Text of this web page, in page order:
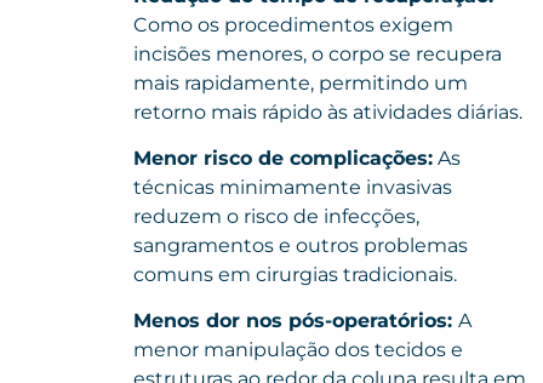
Como os procedimentos exigem
incisões menores, o corpo se recupera
mais rapidamente, permitindo um
retorno mais rápido às atividades diárias.
Menor risco de complicações: As
técnicas minimamente invasivas
reduzem o risco de infecções,
sangramentos e outros problemas
comuns em cirurgias tradicionais.
Menos dor nos pós-operatórios: A
menor manipulação dos tecidos e